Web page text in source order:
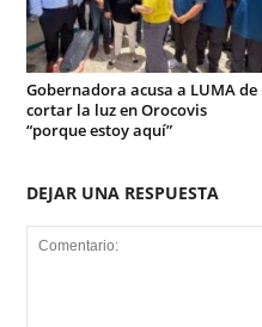
Gobernadora acusa a LUMA de
cortar la luz en Orocovis
“porque estoy aquí”
DEJAR UNA RESPUESTA